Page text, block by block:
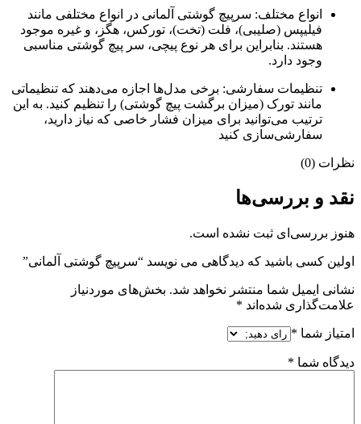
انواع مختلف: سرپیچ گوشتی آلمانی در انواع مختلفی مانند
فیلیپس (صلیبی)، فلت (تخت)، تورکس، هگز، و غیره موجود
هستند. بنابراین برای هر نوع پیچی، سر پیچ گوشتی مناسبی
وجود دارد.
تنظیمات سفارشی: برخی مدل‌ها اجازه می‌دهند که تنظیماتی
مانند تورک (میزان برگشت پیچ گوشتی) را تنظیم کنید. به این
ترتیب می‌توانید برای میزان فشار خاصی که نیاز دارید،
سفارشی‌سازی کنید
نظرات (0)
نقد و بررسی‌ها
هنوز بررسی‌ای ثبت نشده است.
اولین کسی باشید که دیدگاهی می نویسد “سرپیچ گوشتی آلمانی”
نشانی ایمیل شما منتشر نخواهد شد. بخش‌های موردنیاز
علامت‌گذاری شده‌اند *
امتیاز شما *
دیدگاه شما *